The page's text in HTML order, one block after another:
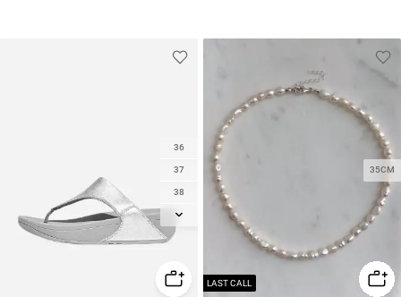
LAST CALL
35CM
36
37
38
39
40
42